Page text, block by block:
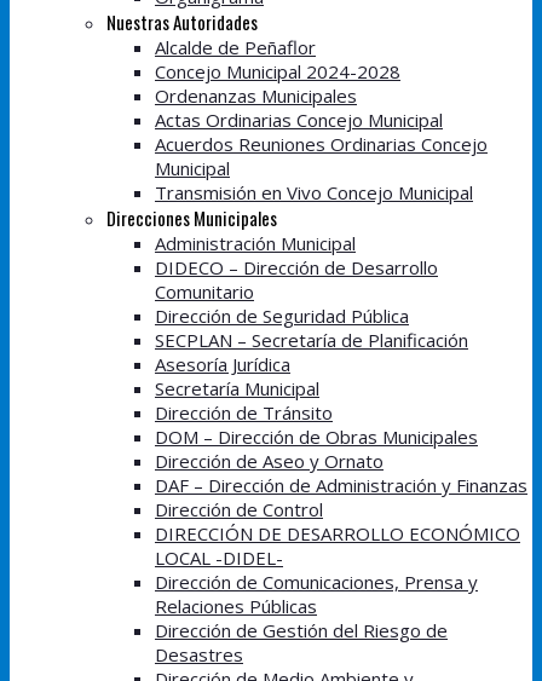
Nuestras Autoridades
Alcalde de Peñaflor
Concejo Municipal 2024-2028
Ordenanzas Municipales
Actas Ordinarias Concejo Municipal
Acuerdos Reuniones Ordinarias Concejo
Municipal
Transmisión en Vivo Concejo Municipal
Direcciones Municipales
Administración Municipal
DIDECO – Dirección de Desarrollo
Comunitario
Dirección de Seguridad Pública
SECPLAN – Secretaría de Planificación
Asesoría Jurídica
Secretaría Municipal
Dirección de Tránsito
DOM – Dirección de Obras Municipales
Dirección de Aseo y Ornato
DAF – Dirección de Administración y Finanzas
Dirección de Control
DIRECCIÓN DE DESARROLLO ECONÓMICO
LOCAL -DIDEL-
Dirección de Comunicaciones, Prensa y
Relaciones Públicas
Dirección de Gestión del Riesgo de
Desastres